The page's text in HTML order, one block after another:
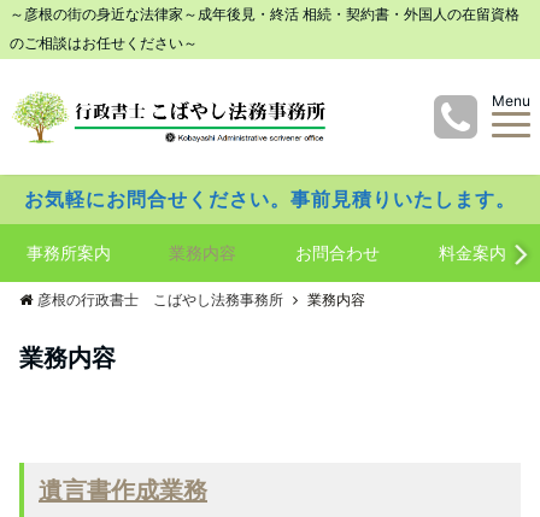
～彦根の街の身近な法律家～成年後見・終活 相続・契約書・外国人の在留資格
のご相談はお任せください～
Menu
お気軽にお問合せください。事前見積りいたします。
事務所案内 業務内容 お問合わせ 料金案内
彦根の行政書士 こばやし法務事務所 業務内容
業務内容
遺言書作成業務